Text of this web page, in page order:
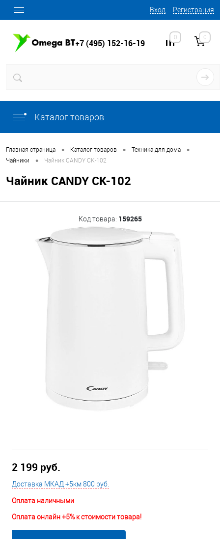
Вход Регистрация
+7 (495) 152-16-19
0 0
Каталог товаров
Главная страница • Каталог товаров • Техника для дома •
Чайники • Чайник CANDY CK-102
Чайник CANDY CK-102
Код товара: 159265
2 199 руб.
Доставка МКАД +5км 800 руб.
Оплата наличными
Оплата онлайн +5% к стоимости товара!